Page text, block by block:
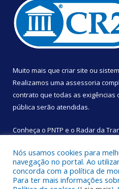
Muito mais que criar site ou
Realizamos uma assessoria
contrato que todas as exigências
pública serão atendidas.
Conheça o PNTP e o Radar da
Todos os direitos reservados
Nós usamos cookies para
navegação no portal. Ao
concorda com a política de
Para ter mais informações